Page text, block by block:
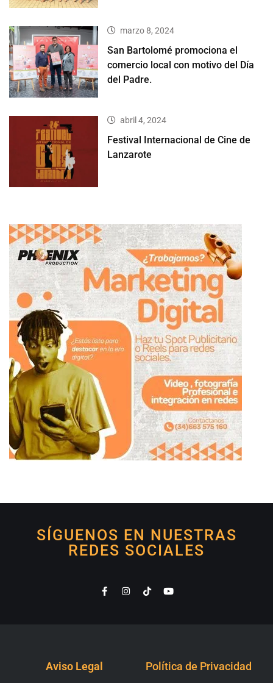
marzo 8, 2024
San Bartolomé promociona el
comercio local con motivo del Día
del Padre.
abril 4, 2024
Festival Internacional de Cine de
Lanzarote
SÍGUENOS EN NUESTRAS
REDES SOCIALES
Aviso Legal Política de Privacidad